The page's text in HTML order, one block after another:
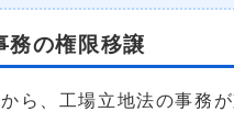
務の権限移譲
ら、工場立地法の事務が